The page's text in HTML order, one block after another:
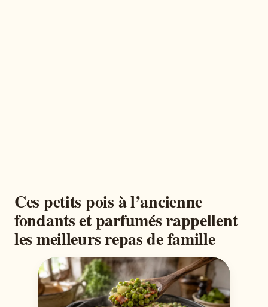
Ces petits pois à l’ancienne
fondants et parfumés rappellent
les meilleurs repas de famille